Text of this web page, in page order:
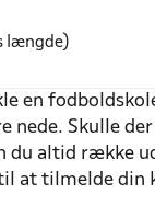
længde)
en
Skulle
du altid række
at tilmelde